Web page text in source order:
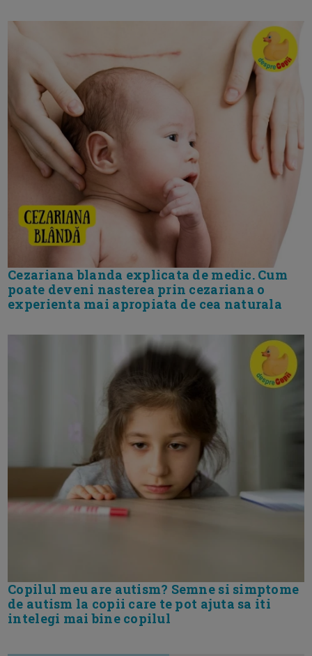
Cezariana blanda explicata de medic. Cum
poate deveni nasterea prin cezariana o
experienta mai apropiata de cea naturala
Copilul meu are autism? Semne si simptome
de autism la copii care te pot ajuta sa iti
intelegi mai bine copilul